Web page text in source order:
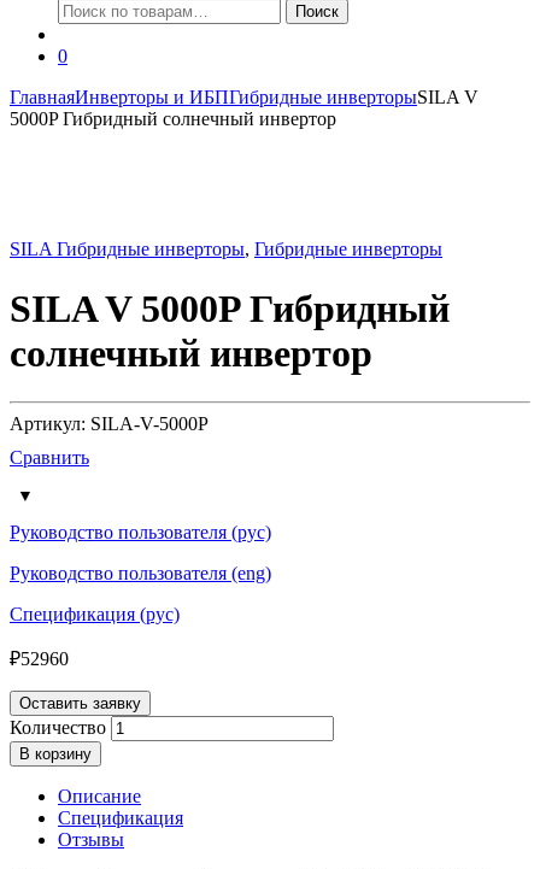
Искать:
Поиск
0
ГлавнаяИнверторы и ИБПГибридные инверторыSILA V
5000P Гибридный солнечный инвертор
SILA Гибридные инверторы, Гибридные инверторы
SILA V 5000P Гибридный
солнечный инвертор
Артикул: SILA-V-5000P
Сравнить
Руководство пользователя (рус)
Руководство пользователя (eng)
Спецификация (рус)
₽52960
Оставить заявку
Количество
В корзину
Описание
Спецификация
Отзывы